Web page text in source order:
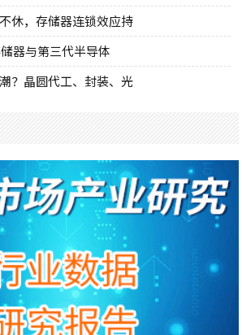
休，存储器连锁效应持
器与第三代半导体
？晶圆代工、封装、光